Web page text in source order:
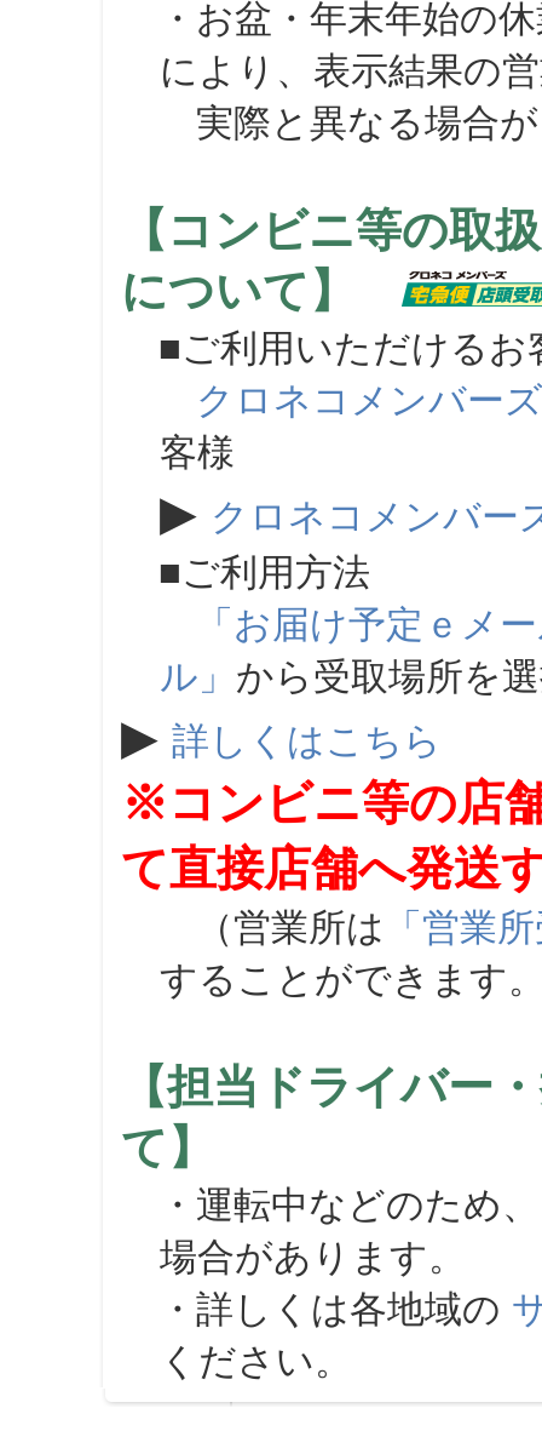
・お盆・年末年始の
により、表示結果の
実際と異なる場合が
【コンビニ等の取
について】
■ご利用いただけるお
クロネコメンバーズ
客様
▶ クロネコメンバー
■ご利用方法
「お届け予定ｅメ
ル」 から受取場所を
▶ 詳しくはこちら
※コンビニ等の店
て直接店舗へ発送
（営業所は 「営業
することができます
【担当ドライバー
て】
・運転中などのため
場合があります。
・詳しくは各地域の
ください。